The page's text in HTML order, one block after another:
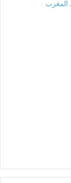
المغرب